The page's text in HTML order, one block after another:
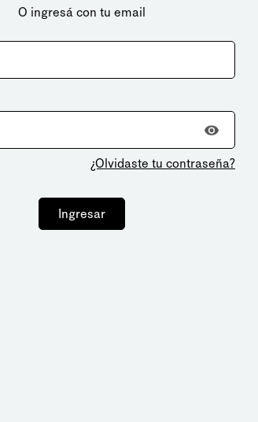
O ingresá con tu email
¿Olvidaste tu contraseña?
Ingresar